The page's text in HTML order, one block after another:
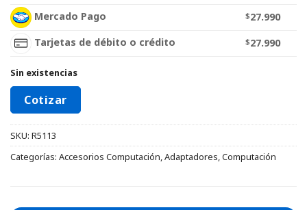
Mercado Pago $27.990
Tarjetas de débito o crédito
$27.990
Sin existencias
Cotizar
SKU: R5113
Categorías: Accesorios Computación,Adaptadores,Computación